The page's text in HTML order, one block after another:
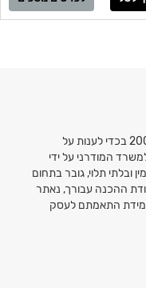
מראשיתה הוקמה חברת אופיקס בשנת 2005 בכדי לענות על
המודרני על ידי
ובלתי תלוי, גובר בתחום
ההכנה עבורך, נאתר
התאמתם לעסק